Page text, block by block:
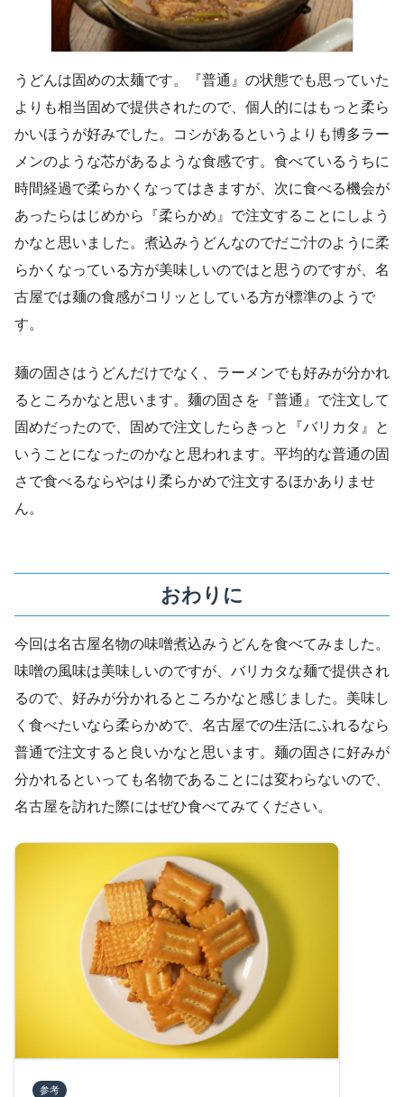
うどんは固めの太麺です。『普通』の状態でも思っていた
よりも相当固めで提供されたので、個人的にはもっと柔ら
かいほうが好みでした。コシがあるというよりも博多ラー
メンのような芯があるような食感です。食べているうちに
時間経過で柔らかくなってはきますが、次に食べる機会が
あったらはじめから『柔らかめ』で注文することにしよう
かなと思いました。煮込みうどんなのでだご汁のように柔
らかくなっている方が美味しいのではと思うのですが、名
古屋では麺の食感がコリッとしている方が標準のようで
す。
麺の固さはうどんだけでなく、ラーメンでも好みが分かれ
るところかなと思います。麺の固さを『普通』で注文して
固めだったので、固めで注文したらきっと『バリカタ』と
いうことになったのかなと思われます。平均的な普通の固
さで食べるならやはり柔らかめで注文するほかありませ
ん。
おわりに
今回は名古屋名物の味噌煮込みうどんを食べてみました。
味噌の風味は美味しいのですが、バリカタな麺で提供され
るので、好みが分かれるところかなと感じました。美味し
く食べたいなら柔らかめで、名古屋での生活にふれるなら
普通で注文すると良いかなと思います。麺の固さに好みが
分かれるといっても名物であることには変わらないので、
名古屋を訪れた際にはぜひ食べてみてください。
参考